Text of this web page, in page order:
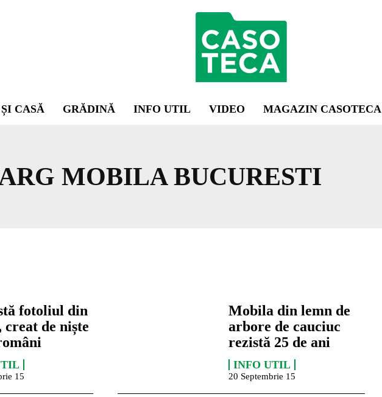
CASĂ GRĂDINĂ INFO UTIL VIDEO MAGAZIN CASOTECA
MOBILA BUCURESTI
fotoliul din
creat de niște
15
Mobila din lemn de
arbore de cauciuc
rezistă 25 de ani
INFO UTIL
20 Septembrie 15